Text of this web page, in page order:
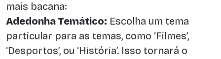
mais bacana:
Adedonha Temático: Escolha um tema
particular para as temas, como ‘Filmes’,
‘Desportos’, ou ‘História’. Isso tornará o